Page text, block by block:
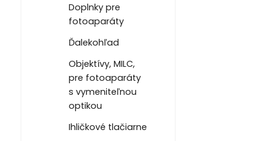
Doplnky pre
fotoaparáty
Ďalekohľad
Objektívy, MILC,
pre fotoaparáty
s vymeniteľnou
optikou
Ihličkové tlačiarne